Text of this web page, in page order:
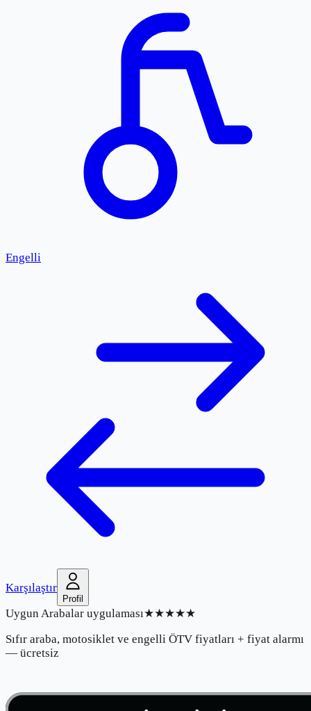
Engelli
Karşılaştır
Profil
Uygun Arabalar uygulaması★★★★★
Sıfır araba, motosiklet ve engelli ÖTV fiyatları + fiyat alarmı
— ücretsiz